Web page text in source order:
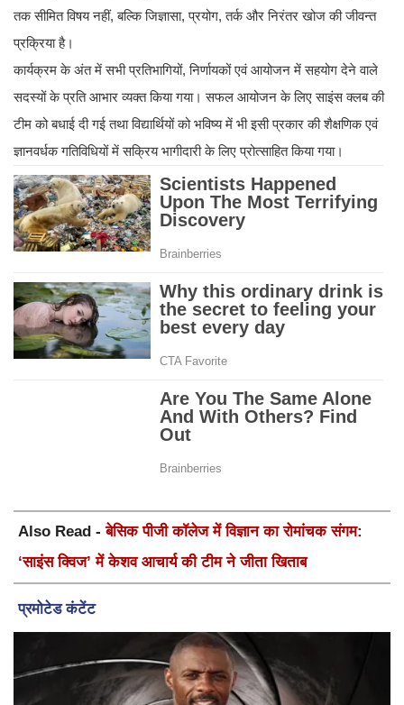
तक सीमित विषय नहीं, बल्कि जिज्ञासा, प्रयोग, तर्क और निरंतर खोज की जीवन्त
प्रक्रिया है।
कार्यक्रम के अंत में सभी प्रतिभागियों, निर्णायकों एवं आयोजन में सहयोग देने वाले
सदस्यों के प्रति आभार व्यक्त किया गया। सफल आयोजन के लिए साइंस क्लब की
टीम को बधाई दी गई तथा विद्यार्थियों को भविष्य में भी इसी प्रकार की शैक्षणिक एवं
ज्ञानवर्धक गतिविधियों में सक्रिय भागीदारी के लिए प्रोत्साहित किया गया।
Also Read -बेसिक पीजी कॉलेज में विज्ञान का रोमांचक संगम:
‘साइंस क्विज’ में केशव आचार्य की टीम ने जीता खिताब